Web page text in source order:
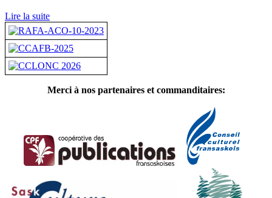
Lire la suite
Merci à nos partenaires et commanditaires: